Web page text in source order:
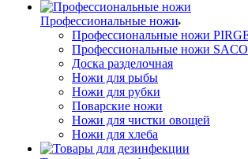
Профессиональные ножи
Профессиональные ножи
Профессиональные ножи
Доска разделочная
Ножи для рыбы
Ножи для рубки
Поварские ножи
Ножи для чистки овощей
Ножи для хлеба